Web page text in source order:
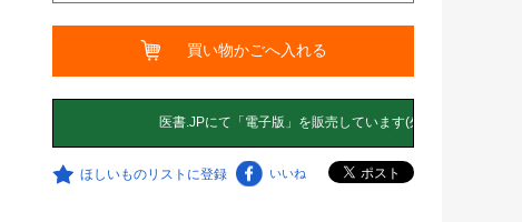
買い物かごへ入れる
ほしいものリストに登録 いいね